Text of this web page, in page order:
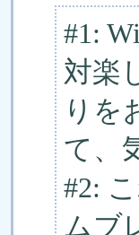
#1:
対楽
りを
て、
#2:
ムブ